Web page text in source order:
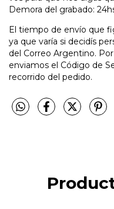
Demora del grabado:
El tiempo de envío que
ya que varía si decidís
del Correo Argentino.
enviamos el Código de
recorrido del pedido.